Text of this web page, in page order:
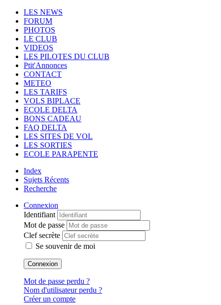
LES NEWS
FORUM
PHOTOS
LE CLUB
VIDEOS
LES PILOTES DU CLUB
Ptit'Annonces
CONTACT
METEO
LES TARIFS
VOLS BIPLACE
ECOLE DELTA
BONS CADEAU
FAQ DELTA
LES SITES DE VOL
LES SORTIES
ECOLE PARAPENTE
Index
Sujets Récents
Recherche
Connexion
Identifiant
Mot de passe
Clef secrète
Se souvenir de moi
Connexion
Mot de passe perdu ?
Nom d'utilisateur perdu ?
Créer un compte